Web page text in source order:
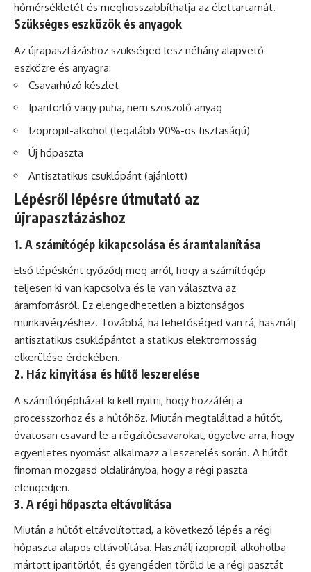
hőmérsékletét és meghosszabbíthatja az élettartamát.
Szükséges eszközök és anyagok
Az újrapasztázáshoz szükséged lesz néhány alapvető
eszközre és anyagra:
Csavarhúzó készlet
Iparitörlő vagy puha, nem szöszölő anyag
Izopropil-alkohol (legalább 90%-os tisztaságú)
Új hőpaszta
Antisztatikus csuklópánt (ajánlott)
Lépésről lépésre útmutató az
újrapasztázáshoz
1. A számítógép kikapcsolása és áramtalanítása
Első lépésként győződj meg arról, hogy a számítógép
teljesen ki van kapcsolva és le van választva az
áramforrásról. Ez elengedhetetlen a biztonságos
munkavégzéshez. Továbbá, ha lehetőséged van rá, használj
antisztatikus csuklópántot a statikus elektromosság
elkerülése érdekében.
2. Ház kinyitása és hűtő leszerelése
A számítógépházat ki kell nyitni, hogy hozzáférj a
processzorhoz és a hűtőhöz. Miután megtaláltad a hűtőt,
óvatosan csavard le a rögzítőcsavarokat, ügyelve arra, hogy
egyenletes nyomást alkalmazz a leszerelés során. A hűtőt
finoman mozgasd oldalirányba, hogy a régi paszta
elengedjen.
3. A régi hőpaszta eltávolítása
Miután a hűtőt eltávolítottad, a következő lépés a régi
hőpaszta alapos eltávolítása. Használj izopropil-alkoholba
mártott iparitörlőt, és gyengéden töröld le a régi pasztát